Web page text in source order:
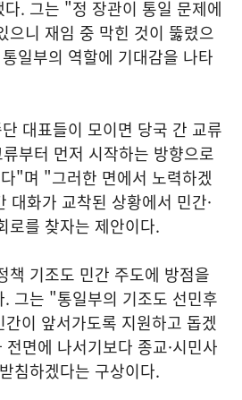
. 그는 "정 장관이 통일 문제에
으니 재임 중 막힌 것이 뚫렸으
일부의 역할에 기대감을 나타
대표들이 모이면 당국 간 교류
부터 먼저 시작하는 방향으로
"며 "그러한 면에서 노력하겠
대화가 교착된 상황에서 민간·
로를 찾자는 제안이다.
책 기조도 민간 주도에 방점을
그는 "통일부의 기조도 선민후
이 앞서가도록 지원하고 돕겠
면에 나서기보다 종교·시민사
침하겠다는 구상이다.